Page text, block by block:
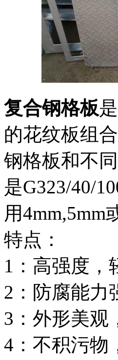
复合钢格板
的花纹板组
钢格板和不
是G323/40/
用4mm,5mm
特点：
1：高强度，
2：防腐能力
3：外形美观
4：不积污物